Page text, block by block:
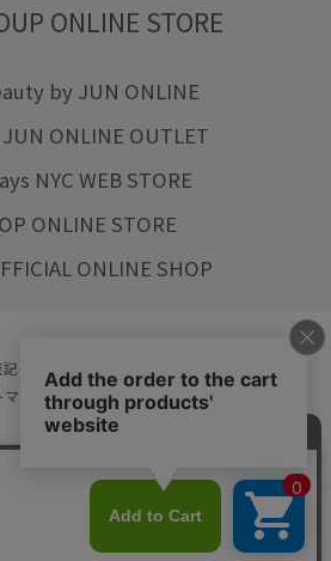
ONLINE STORE
by JUN ONLINE
ONLINE OUTLET
NYC WEB STORE
ONLINE STORE
ONLINE SHOP
プライバシーポリシー
マップ リクルート ご利用ガイド
ALL RIGHTS RESERVED.
カートに入れる